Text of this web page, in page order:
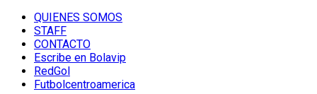
QUIENES SOMOS
STAFF
CONTACTO
Escribe en Bolavip
RedGol
Futbolcentroamerica